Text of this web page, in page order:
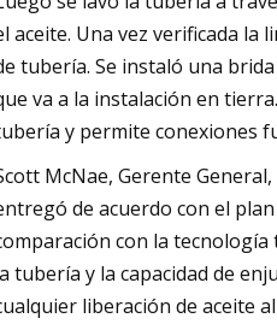
aceite. Una vez verificada
tubería. Se instaló una
va a la instalación en
y permite conexiones
McNae, Gerente
de acuerdo con el
con la
tubería y la capacidad de
liberación de aceite